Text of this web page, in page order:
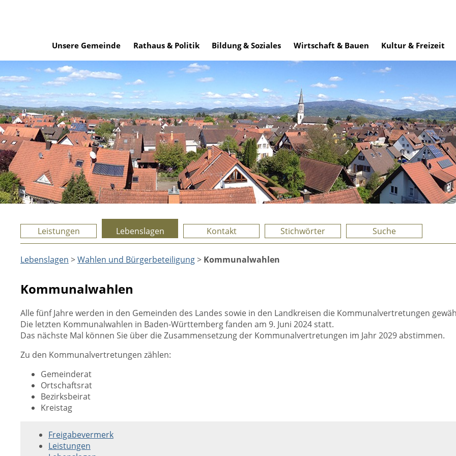
Unsere Gemeinde Rathaus & Politik Bildung & Soziales Wirtschaft & Bauen Kultur & Freizeit
Leistungen Lebenslagen Kontakt Stichwörter Suche
Lebenslagen >Wahlen und Bürgerbeteiligung> Kommunalwahlen
Kommunalwahlen
Alle fünf Jahre werden in den Gemeinden des Landes sowie in den Landkreisen die Kommunalvertretungen
Die letzten Kommunalwahlen in Baden-Württemberg fanden am 9. Juni 2024 statt.
Das nächste Mal können Sie über die Zusammensetzung der Kommunalvertretungen im Jahr 2029 abstimmen.
Zu den Kommunalvertretungen zählen:
Gemeinderat
Ortschaftsrat
Bezirksbeirat
Kreistag
Freigabevermerk
Leistungen